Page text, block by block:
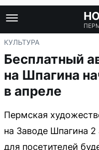
КУЛЬТУРА
Бесплатный
на Шпагина
в апреле
Пермская
на Заводе Шпагина
для посетителей